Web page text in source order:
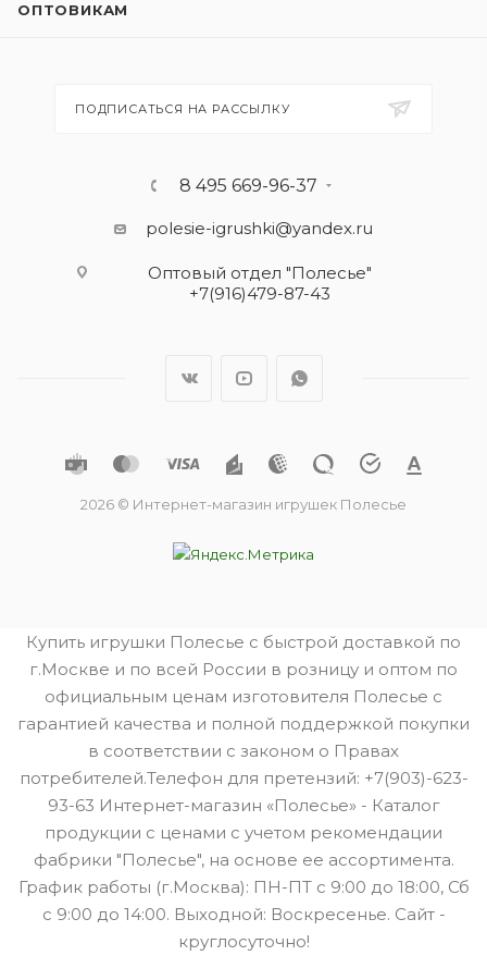
ОПТОВИКАМ
ПОДПИСАТЬСЯ НА РАССЫЛКУ
8 495 669-96-37
polesie-igrushki@yandex.ru
Оптовый отдел "Полесье"
+7(916)479-87-43
2026 © Интернет-магазин игрушек Полесье
Купить игрушки Полесье с быстрой доставкой по
г.Москве и по всей России в розницу и оптом по
официальным ценам изготовителя Полесье с
гарантией качества и полной поддержкой покупки
в соответствии с законом о Правах
потребителей.Телефон для претензий: +7(903)-623-
93-63 Интернет-магазин «Полесье» - Каталог
продукции с ценами с учетом рекомендации
фабрики "Полесье", на основе ее ассортимента.
График работы (г.Москва): ПН-ПТ с 9:00 до 18:00, Сб
с 9:00 до 14:00. Выходной: Воскресенье. Сайт -
круглосуточно!